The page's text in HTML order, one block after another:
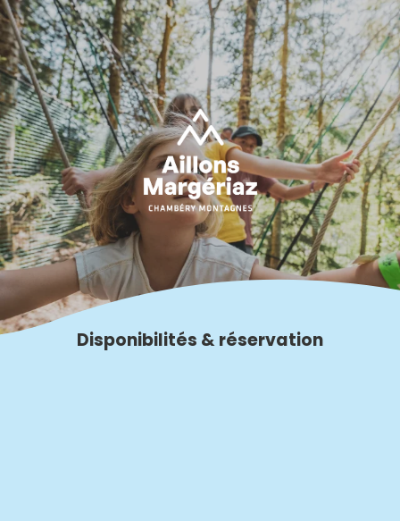
Aller
au
contenu
principal
Disponibilités & réservation